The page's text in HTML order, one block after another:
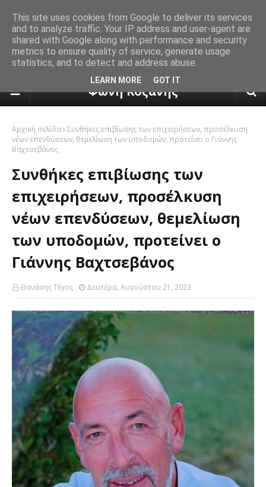
πρόγνωση καιρού από το
Φωνή Κοζάνης
Αρχική σελίδα Συνθήκες επιβίωσης των επιχειρήσεων, προσέλκυση
νέων επενδύσεων, θεμελίωση των υποδομών, προτείνει ο Γιάννης
Βαχτσεβάνος
Συνθήκες επιβίωσης των
επιχειρήσεων, προσέλκυση
νέων επενδύσεων, θεμελίωση
των υποδομών, προτείνει ο
Γιάννης Βαχτσεβάνος
Θανάσης Τέγος Δευτέρα, Αυγούστου 21, 2023
This site uses cookies from Google to deliver its services
and to analyze traffic. Your IP address and user-agent are
shared with Google along with performance and security
metrics to ensure quality of service, generate usage
statistics, and to detect and address abuse.
LEARN MORE GOT IT